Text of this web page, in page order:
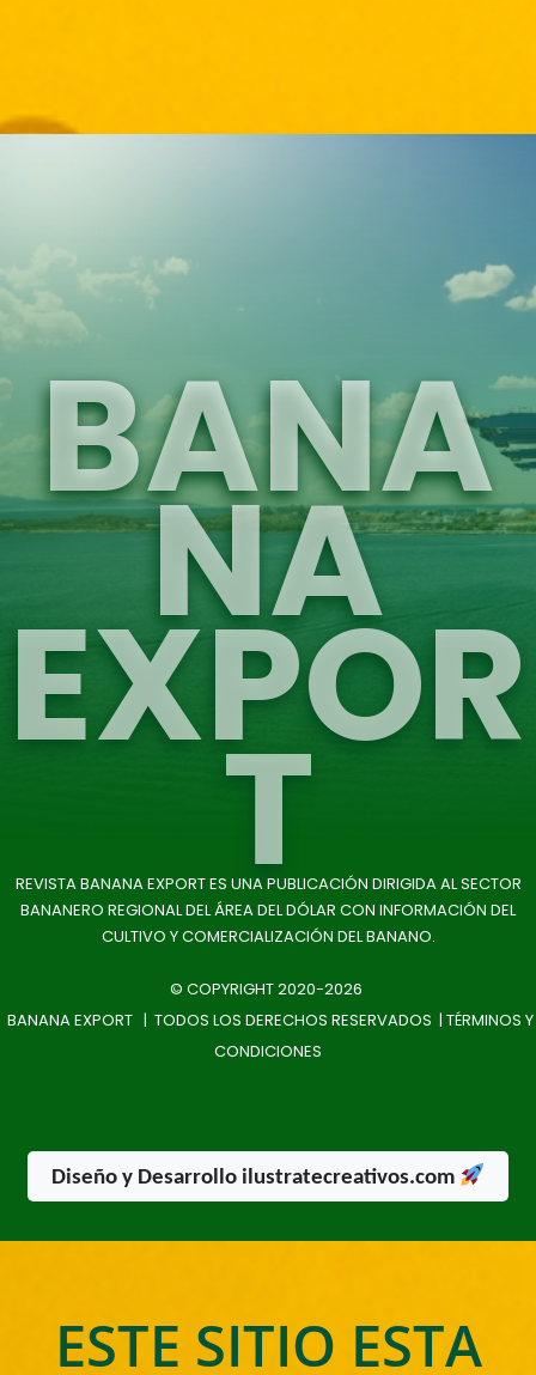
BANA
NA
EXPOR
T
REVISTA BANANA EXPORT ES UNA PUBLICACIÓN DIRIGIDA AL SECTOR
BANANERO REGIONAL DEL ÁREA DEL DÓLAR CON INFORMACIÓN DEL
CULTIVO Y COMERCIALIZACIÓN DEL BANANO.
© COPYRIGHT 2020-2026
BANANA EXPORT | TODOS LOS DERECHOS RESERVADOS | TÉRMINOS Y
CONDICIONES
Diseño y Desarrollo ilustratecreativos.com
ESTE SITIO ESTA